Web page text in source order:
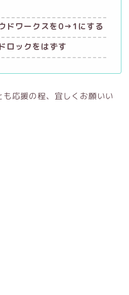
ドワークスを0→1にする
ロックをはずす
応援の程、宜しくお願いい